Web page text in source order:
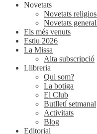
Novetats
Novetats
Novetats
Els més venuts
Estiu 2026
La Missa
Alta subscripció
Llibreria
Qui som?
La botiga
El Club
Butlletí setmanal
Activitats
Blog
Editorial